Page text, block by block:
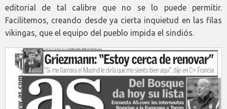
editorial de tal calibre que no se lo puede permitir.
Facilitemos, creando desde ya cierta inquietud en las filas
vikingas, que el equipo del pueblo impida el sindiós.